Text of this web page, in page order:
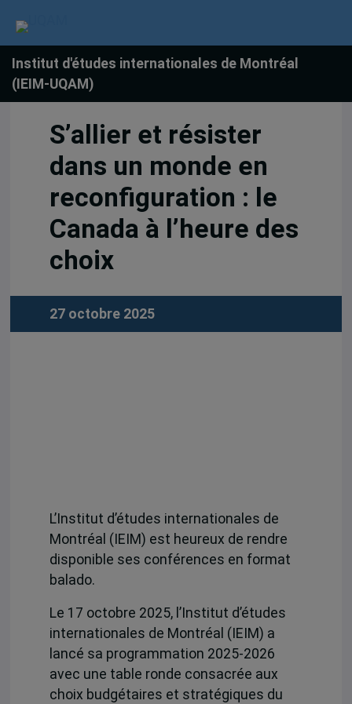
Institut d'études internationales de Montréal
(IEIM-UQAM)
S’allier et résister
dans un monde en
reconfiguration : le
Canada à l’heure des
choix
27 octobre 2025
L’Institut d’études internationales de
Montréal (IEIM) est heureux de rendre
disponible ses conférences en format
balado.
Le 17 octobre 2025, l’Institut d’études
internationales de Montréal (IEIM) a
lancé sa programmation 2025-2026
avec une table ronde consacrée aux
choix budgétaires et stratégiques du